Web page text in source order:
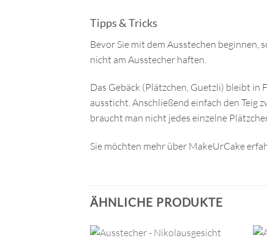
Tipps & Tricks
Bevor Sie mit dem Ausstechen beginnen,
nicht am Ausstecher haften.
Das Gebäck (Plätzchen, Guetzli) bleibt in
aussticht. Anschließend einfach den Teig
braucht man nicht jedes einzelne
Sie möchten mehr über MakeUrCake
ÄHNLICHE PRODUKTE